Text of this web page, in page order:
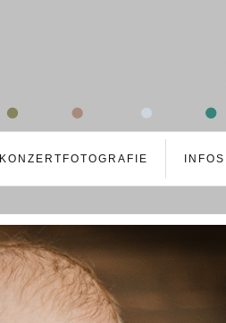
KONZERTFOTOGRAFIE INFOS